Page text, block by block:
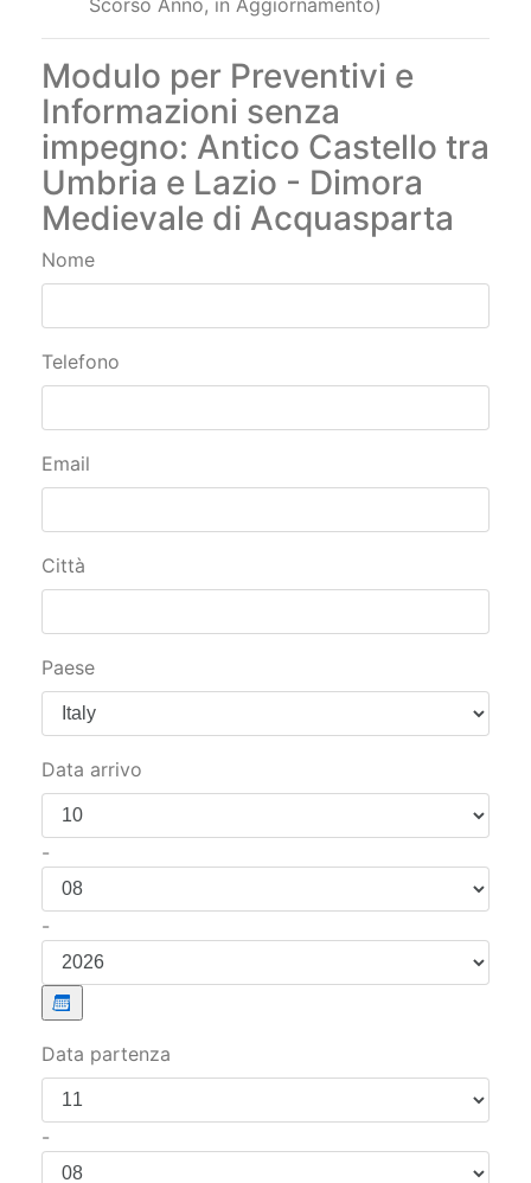
Disponibilità: Su Richiesta ^^ (Offerta
Scorso Anno, in Aggiornamento)
Modulo per Preventivi e
Informazioni senza
impegno: Antico Castello tra
Umbria e Lazio - Dimora
Medievale di Acquasparta
Paese
Data arrivo
Data partenza